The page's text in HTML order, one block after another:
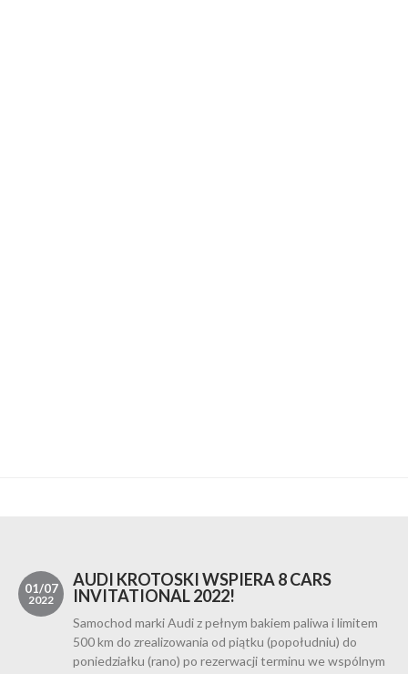
01/07
2022
AUDI KROTOSKI WSPIERA 8 CARS
INVITATIONAL 2022!
Samochod marki Audi z pełnym bakiem paliwa i limitem
500 km do zrealizowania od piątku (popołudniu) do
poniedziałku (rano) po rezerwacji terminu we wspólnym